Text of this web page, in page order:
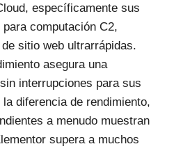
específicamente sus
computación C2,
sitio web ultrarrápidas.
asegura una
interrupciones para sus
diferencia de rendimiento,
a menudo muestran
supera a muchos